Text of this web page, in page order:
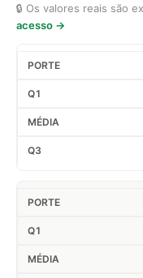
🔒 Os valores reais são
acesso →